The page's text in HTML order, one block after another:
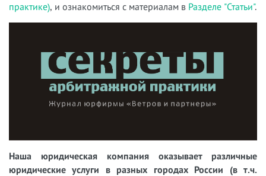
практике), и ознакомиться с материалам в Разделе "Статьи".
Наша юридическая компания оказывает различные
юридические услуги в разных городах России (в т.ч.